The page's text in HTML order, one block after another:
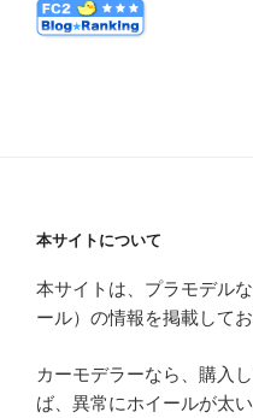
本サイトについて
本サイトは、プラモデル
ール）の情報を掲載してお
カーモデラーなら、購入
ば、異常にホイールが太